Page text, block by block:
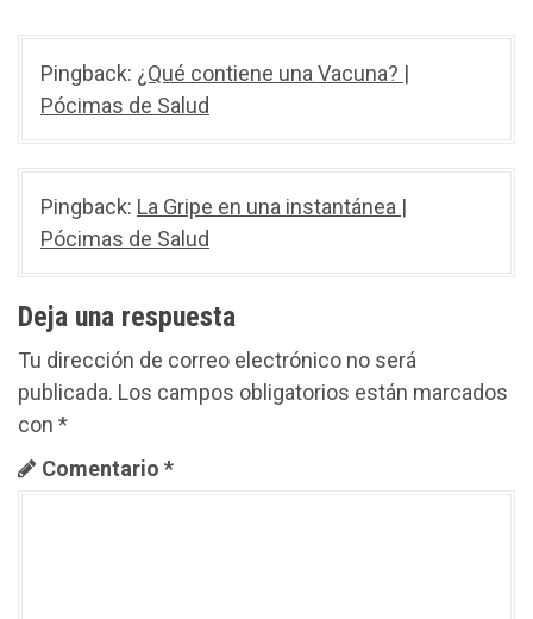
e
n
t
r
Pingback: ¿Qué contiene una Vacuna? |
Pócimas de Salud
Pingback: La Gripe en una instantánea |
Pócimas de Salud
Deja una respuesta
Tu dirección de correo electrónico no será
publicada. Los campos obligatorios están marcados
con *
Comentario *